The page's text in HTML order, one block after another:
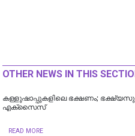
OTHER NEWS IN THIS
കള്ളുഷാപ്പുകളിലെ ഭക്ഷണം;
എക്‌സൈസ്
READ MORE